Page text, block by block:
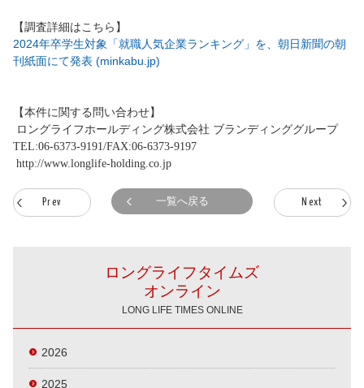
【調査詳細はこちら】
2024年卒学生対象「就職人気企業ランキング」を、朝日新聞の朝
刊紙面にて発表 (minkabu.jp)
【本件に関する問い合わせ】
ロングライフホールディング株式会社 ブランディンググループ
TEL:06-6373-9191/FAX:06-6373-9197
http://www.longlife-holding.co.jp
Prev 一覧へ戻る Next
ロングライフタイムズ
オンライン
LONG LIFE TIMES ONLINE
2026
2025